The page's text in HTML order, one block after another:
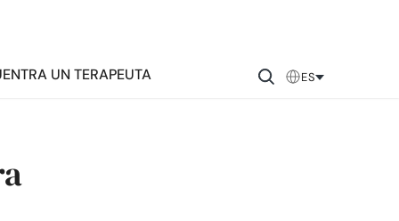
UN TERAPEUTA ES